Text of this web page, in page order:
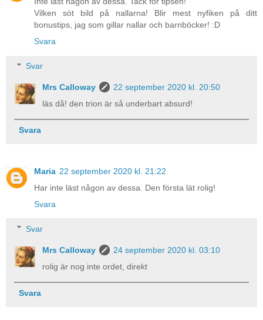
Vilken söt bild på nallarna! Blir mest nyfiken på ditt
bonustips, jag som gillar nallar och barnböcker! :D
Svara
Svar
Mrs Calloway
22 september 2020 kl. 20:50
läs då! den trion är så underbart absurd!
Svara
Maria 22 september 2020 kl. 21:22
Har inte läst någon av dessa. Den första lät rolig!
Svara
Svar
Mrs Calloway
24 september 2020 kl. 03:10
rolig är nog inte ordet, direkt
Svara